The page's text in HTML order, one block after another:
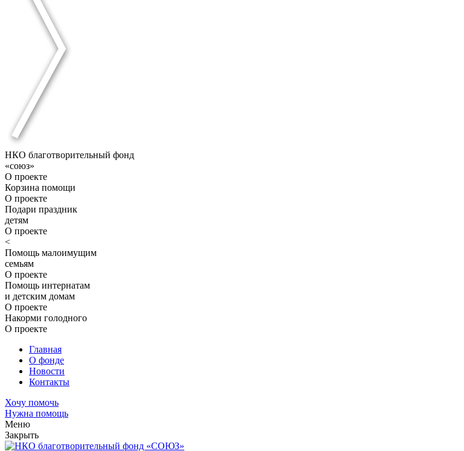
НКО благотворительный фонд
«союз»
О проекте
Корзина помощи
О проекте
Подари праздник
детям
О проекте
<
Помощь малоимущим
семьям
О проекте
Помощь интернатам
и детским домам
О проекте
Накорми голодного
О проекте
Главная
О фонде
Новости
Контакты
Хочу помочь
Нужна помощь
Меню
Закрыть